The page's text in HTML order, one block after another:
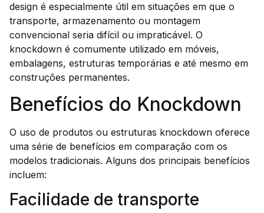
design é especialmente útil em situações em que o
transporte, armazenamento ou montagem
convencional seria difícil ou impraticável. O
knockdown é comumente utilizado em móveis,
embalagens, estruturas temporárias e até mesmo em
construções permanentes.
Benefícios do Knockdown
O uso de produtos ou estruturas knockdown oferece
uma série de benefícios em comparação com os
modelos tradicionais. Alguns dos principais benefícios
incluem:
Facilidade de transporte